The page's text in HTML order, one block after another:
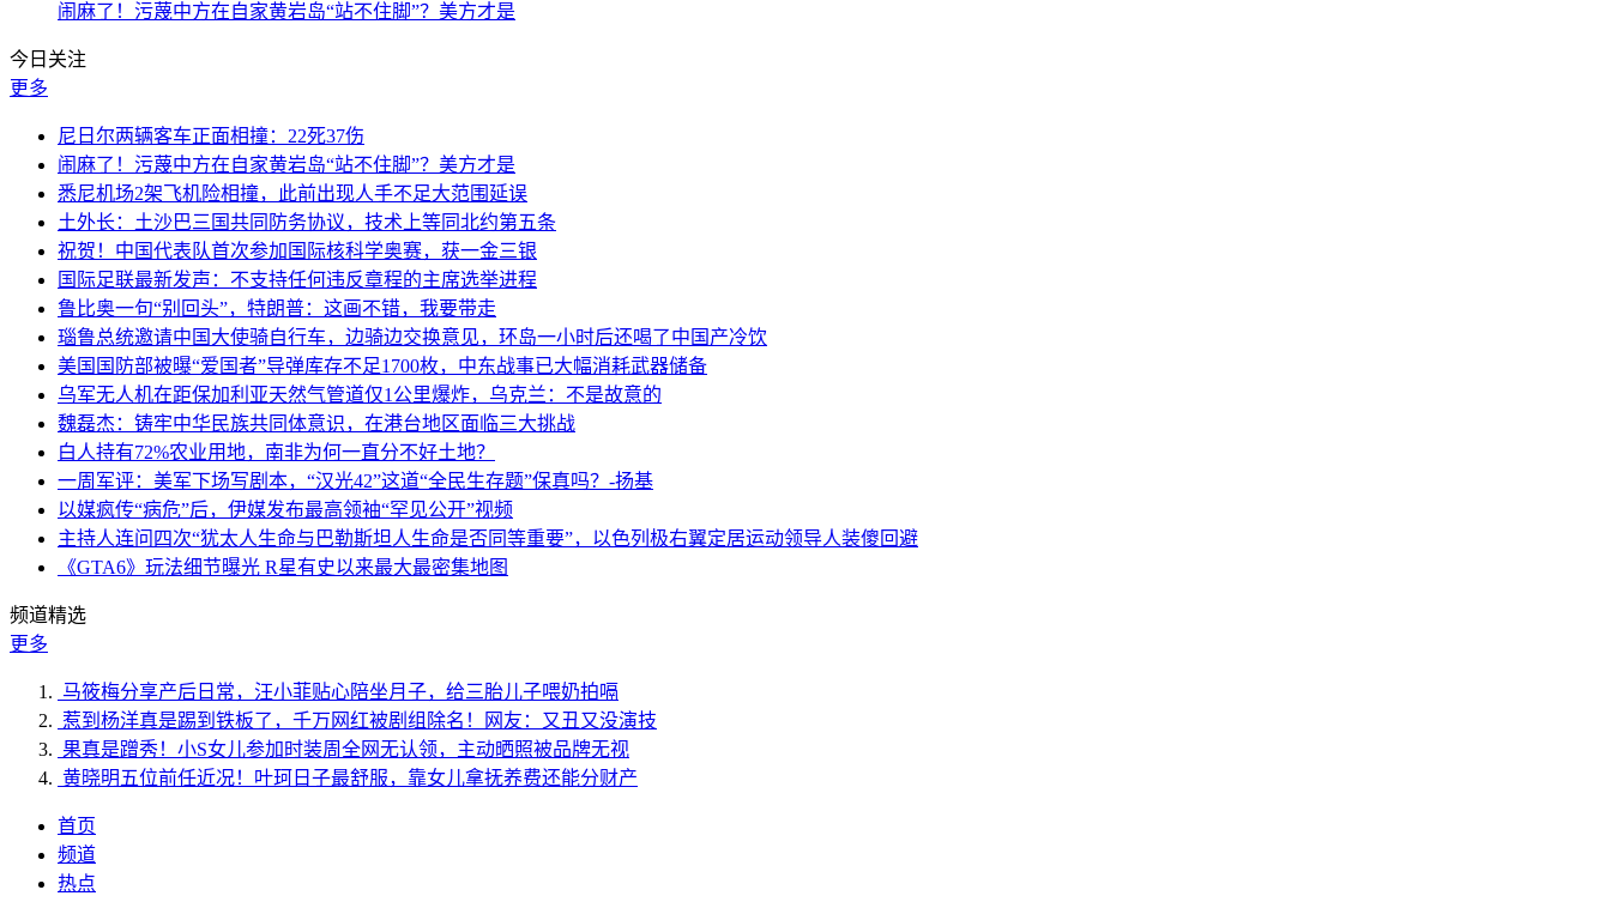
闹麻了！污蔑中方在自家黄岩岛“站不住脚”？美方才是
今日关注
更多
尼日尔两辆客车正面相撞：22死37伤
闹麻了！污蔑中方在自家黄岩岛“站不住脚”？美方才是
悉尼机场2架飞机险相撞，此前出现人手不足大范围延误
土外长：土沙巴三国共同防务协议，技术上等同北约第五条
祝贺！中国代表队首次参加国际核科学奥赛，获一金三银
国际足联最新发声：不支持任何违反章程的主席选举进程
鲁比奥一句“别回头”，特朗普：这画不错，我要带走
瑙鲁总统邀请中国大使骑自行车，边骑边交换意见，环岛一小时后还喝了中国产冷饮
美国国防部被曝“爱国者”导弹库存不足1700枚，中东战事已大幅消耗武器储备
乌军无人机在距保加利亚天然气管道仅1公里爆炸，乌克兰：不是故意的
魏磊杰：铸牢中华民族共同体意识，在港台地区面临三大挑战
白人持有72%农业用地，南非为何一直分不好土地？
一周军评：美军下场写剧本，“汉光42”这道“全民生存题”保真吗？-扬基
以媒疯传“病危”后，伊媒发布最高领袖“罕见公开”视频
主持人连问四次“犹太人生命与巴勒斯坦人生命是否同等重要”，以色列极右翼定居运动领导人装傻回避
《GTA6》玩法细节曝光 R星有史以来最大最密集地图
频道精选
更多
马筱梅分享产后日常，汪小菲贴心陪坐月子，给三胎儿子喂奶拍嗝
惹到杨洋真是踢到铁板了，千万网红被剧组除名！网友：又丑又没演技
果真是蹭秀！小S女儿参加时装周全网无认领，主动晒照被品牌无视
黄晓明五位前任近况！叶珂日子最舒服，靠女儿拿抚养费还能分财产
首页
频道
热点